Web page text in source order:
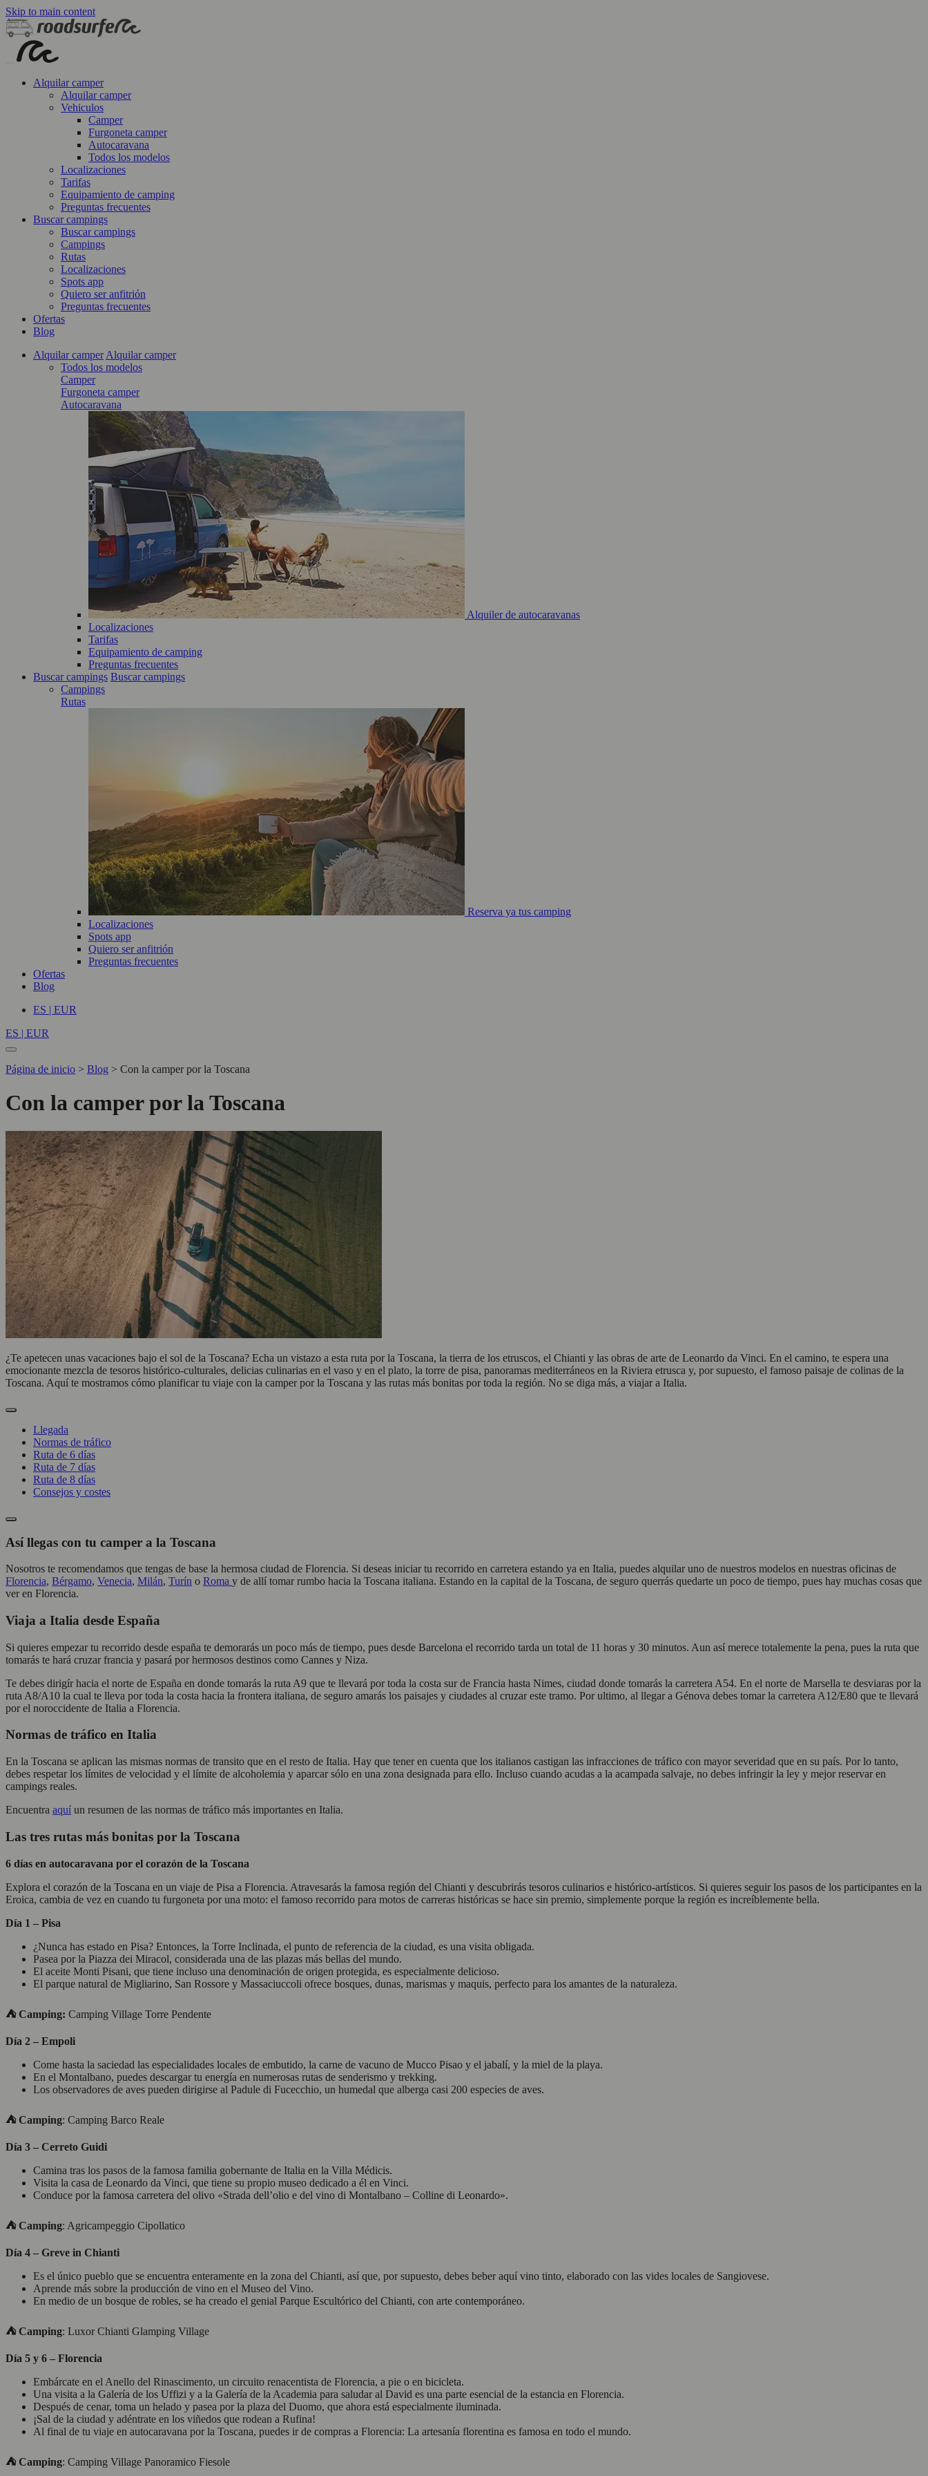
Skip to main content
Alquilar camper
Alquilar camper
Vehiculos
Camper
Furgoneta camper
Autocaravana
Todos los modelos
Localizaciones
Tarifas
Equipamiento de camping
Preguntas frecuentes
Buscar campings
Buscar campings
Campings
Rutas
Localizaciones
Spots app
Quiero ser anfitrión
Preguntas frecuentes
Ofertas
Blog
Alquilar camper Alquilar camper
Todos los modelos
Camper
Furgoneta camper
Autocaravana
Alquiler de autocaravanas
Localizaciones
Tarifas
Equipamiento de camping
Preguntas frecuentes
Buscar campings Buscar campings
Campings
Rutas
Reserva ya tus camping
Localizaciones
Spots app
Quiero ser anfitrión
Preguntas frecuentes
Ofertas
Blog
ES | EUR
ES | EUR
Página de inicio > Blog > Con la camper por la Toscana
Con la camper por la Toscana
¿Te apetecen unas vacaciones bajo el sol de la Toscana? Echa un vistazo a esta ruta por la Toscana, la tierra de los etruscos, el Chianti y las obras de arte de Leonardo da Vinci. En el camino, te espera una
emocionante mezcla de tesoros histórico-culturales, delicias culinarias en el vaso y en el plato, la torre de pisa, panoramas mediterráneos en la Riviera etrusca y, por supuesto, el famoso paisaje de colinas de la
Toscana. Aquí te mostramos cómo planificar tu viaje con la camper por la Toscana y las rutas más bonitas por toda la región. No se diga más, a viajar a Italia.
Llegada
Normas de tráfico
Ruta de 6 días
Ruta de 7 días
Ruta de 8 días
Consejos y costes
Así llegas con tu camper a la Toscana
Nosotros te recomendamos que tengas de base la hermosa ciudad de Florencia. Si deseas iniciar tu recorrido en carretera estando ya en Italia, puedes alquilar uno de nuestros modelos en nuestras oficinas de
Florencia, Bérgamo, Venecia, Milán, Turín o Roma y de allí tomar rumbo hacia la Toscana italiana. Estando en la capital de la Toscana, de seguro querrás quedarte un poco de tiempo, pues hay muchas cosas que
ver en Florencia.
Viaja a Italia desde España
Si quieres empezar tu recorrido desde españa te demorarás un poco más de tiempo, pues desde Barcelona el recorrido tarda un total de 11 horas y 30 minutos. Aun así merece totalemente la pena, pues la ruta que
tomarás te hará cruzar francia y pasará por hermosos destinos como Cannes y Niza.
Te debes dirigír hacia el norte de España en donde tomarás la ruta A9 que te llevará por toda la costa sur de Francia hasta Nimes, ciudad donde tomarás la carretera A54. En el norte de Marsella te desviaras por la
ruta A8/A10 la cual te lleva por toda la costa hacia la frontera italiana, de seguro amarás los paisajes y ciudades al cruzar este tramo. Por ultimo, al llegar a Génova debes tomar la carretera A12/E80 que te llevará
por el noroccidente de Italia a Florencia.
Normas de tráfico en Italia
En la Toscana se aplican las mismas normas de transito que en el resto de Italia. Hay que tener en cuenta que los italianos castigan las infracciones de tráfico con mayor severidad que en su país. Por lo tanto,
debes respetar los límites de velocidad y el límite de alcoholemia y aparcar sólo en una zona designada para ello. Incluso cuando acudas a la acampada salvaje, no debes infringir la ley y mejor reservar en
campings reales.
Encuentra aquí un resumen de las normas de tráfico más importantes en Italia.
Las tres rutas más bonitas por la Toscana
6 días en autocaravana por el corazón de la Toscana
Explora el corazón de la Toscana en un viaje de Pisa a Florencia. Atravesarás la famosa región del Chianti y descubrirás tesoros culinarios e histórico-artísticos. Si quieres seguir los pasos de los participantes en la
Eroica, cambia de vez en cuando tu furgoneta por una moto: el famoso recorrido para motos de carreras históricas se hace sin premio, simplemente porque la región es increíblemente bella.
Día 1 – Pisa
¿Nunca has estado en Pisa? Entonces, la Torre Inclinada, el punto de referencia de la ciudad, es una visita obligada.
Pasea por la Piazza dei Miracol, considerada una de las plazas más bellas del mundo.
El aceite Monti Pisani, que tiene incluso una denominación de origen protegida, es especialmente delicioso.
El parque natural de Migliarino, San Rossore y Massaciuccoli ofrece bosques, dunas, marismas y maquis, perfecto para los amantes de la naturaleza.
⛺︎ Camping: Camping Village Torre Pendente
Día 2 – Empoli
Come hasta la saciedad las especialidades locales de embutido, la carne de vacuno de Mucco Pisao y el jabalí, y la miel de la playa.
En el Montalbano, puedes descargar tu energía en numerosas rutas de senderismo y trekking.
Los observadores de aves pueden dirigirse al Padule di Fucecchio, un humedal que alberga casi 200 especies de aves.
⛺Camping: Camping Barco Reale
Día 3 – Cerreto Guidi
Camina tras los pasos de la famosa familia gobernante de Italia en la Villa Médicis.
Visita la casa de Leonardo da Vinci, que tiene su propio museo dedicado a él en Vinci.
Conduce por la famosa carretera del olivo «Strada dell’olio e del vino di Montalbano – Colline di Leonardo».
⛺Camping: Agricampeggio Cipollatico
Día 4 – Greve in Chianti
Es el único pueblo que se encuentra enteramente en la zona del Chianti, así que, por supuesto, debes beber aquí vino tinto, elaborado con las vides locales de Sangiovese.
Aprende más sobre la producción de vino en el Museo del Vino.
En medio de un bosque de robles, se ha creado el genial Parque Escultórico del Chianti, con arte contemporáneo.
⛺︎ Camping: Luxor Chianti Glamping Village
Día 5 y 6 – Florencia
Embárcate en el Anello del Rinascimento, un circuito renacentista de Florencia, a pie o en bicicleta.
Una visita a la Galería de los Uffizi y a la Galería de la Academia para saludar al David es una parte esencial de la estancia en Florencia.
Después de cenar, toma un helado y pasea por la plaza del Duomo, que ahora está especialmente iluminada.
¡Sal de la ciudad y adéntrate en los viñedos que rodean a Rufina!
Al final de tu viaje en autocaravana por la Toscana, puedes ir de compras a Florencia: La artesanía florentina es famosa en todo el mundo.
⛺︎ Camping: Camping Village Panoramico Fiesole